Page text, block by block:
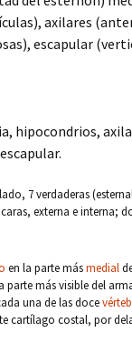
axilares
escapular
hipocondrios,
7 verdaderas
externa e interna;
en la parte másmedial
más visible del
una de las doce
cartílago costal, por